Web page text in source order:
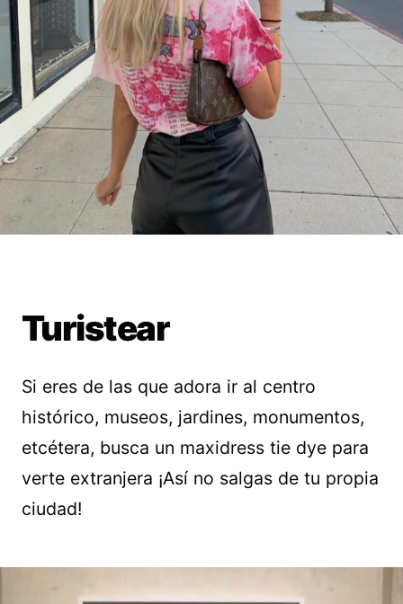
Turistear
Si eres de las que adora ir al centro
histórico, museos, jardines, monumentos,
etcétera, busca un maxidress tie dye para
verte extranjera ¡Así no salgas de tu propia
ciudad!